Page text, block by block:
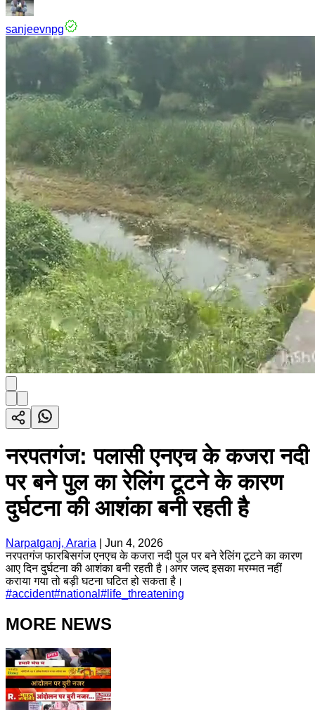
sanjeevnpg
नरपतगंज: पलासी एनएच के कजरा नदी
पर बने पुल का रेलिंग टूटने के कारण
दुर्घटना की आशंका बनी रहती है
Narpatganj, Araria
Jun 4, 2026
नरपतगंज फारबिसगंज एनएच के कजरा नदी पुल पर बने रेलिंग टूटने का कारण
आए दिन दुर्घटना की आशंका बनी रहती है।अगर जल्द इसका मरम्मत नहीं
कराया गया तो बड़ी घटना घटित हो सकता है।
#accident#national # life_threatening
MORE NEWS